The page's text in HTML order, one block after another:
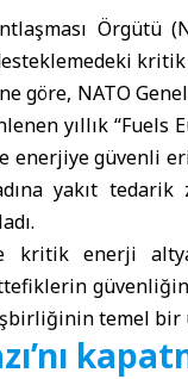
Örgütü (
NATO Genel
yıllık
enerjiye güvenli
yakıt
enerji
temel